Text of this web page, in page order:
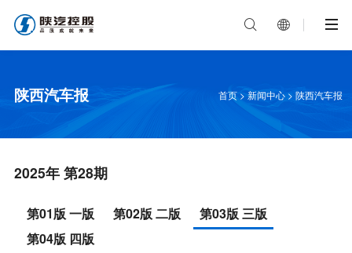
 
陕西汽车报 首页 > 新闻中心 > 陕西汽车报
2025年 第28期
第01版 一版 第02版 二版
第03版 三版
第04版 四版